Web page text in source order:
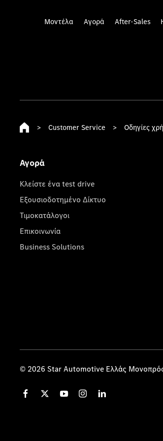
Μοντέλα Αγορά After-Sales
> Customer Service > Οδηγίες
Αγορά
Κλείστε ένα test drive
Εξουσιοδοτημένο Δίκτυο
Τιμοκατάλογοι
Επικοινωνία
Business Solutions
© 2026 Star Automotive Ελλάς